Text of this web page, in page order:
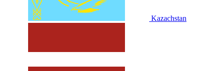
Kazachstan